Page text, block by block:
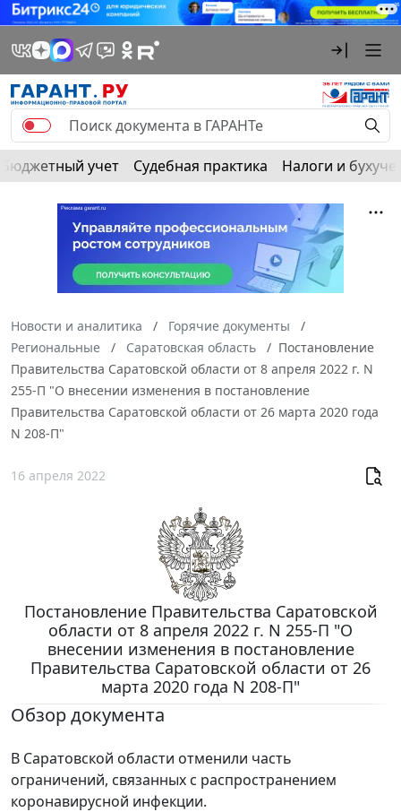
Бюджетный учет Судебная практика Налоги и
Новости и аналитика
Горячие документы
Региональные
Саратовская область
Постановление
Правительства Саратовской области от 8 апреля 2022 г. N
255-П "О внесении изменения в постановление
Правительства Саратовской области от 26 марта 2020 года
N 208-П"
16 апреля 2022
Постановление Правительства Саратовской
области от 8 апреля 2022 г. N 255-П "О
внесении изменения в постановление
Правительства Саратовской области от 26
марта 2020 года N 208-П"
Обзор документа
В Саратовской области отменили часть
ограничений, связанных с распространением
коронавирусной инфекции.